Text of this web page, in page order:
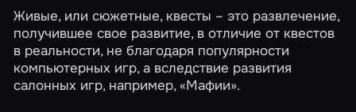
Живые, или сюжетные, квесты – это развлечение,
получившее свое развитие, в отличие от квестов
в реальности, не благодаря популярности
компьютерных игр, а вследствие развития
салонных игр, например, «Мафии».